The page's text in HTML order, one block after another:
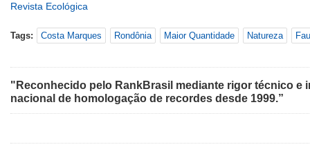
Revista Ecológica
Tags: Costa Marques Rondônia Maior Quantidade Natureza
"Reconhecido pelo RankBrasil mediante rigor técnico e
nacional de homologação de recordes desde 1999.”